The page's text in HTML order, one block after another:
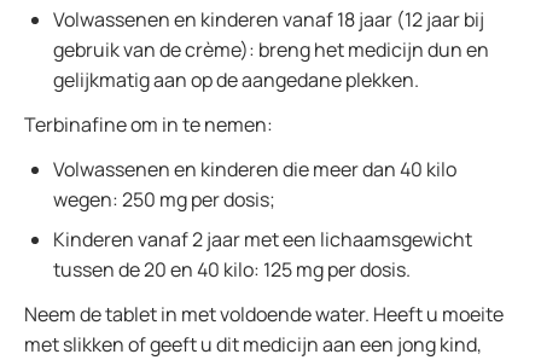
Volwassenen en kinderen vanaf 18 jaar (12 jaar bij
gebruik van de crème): breng het medicijn dun en
gelijkmatig aan op de aangedane plekken.
Terbinafine om in te nemen:
Volwassenen en kinderen die meer dan 40 kilo
wegen: 250 mg per dosis;
Kinderen vanaf 2 jaar met een lichaamsgewicht
tussen de 20 en 40 kilo: 125 mg per dosis.
Neem de tablet in met voldoende water. Heeft u moeite
met slikken of geeft u dit medicijn aan een jong kind,